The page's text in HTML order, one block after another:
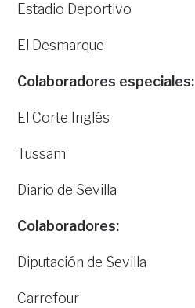
Estadio Deportivo
El Desmarque
Colaboradores especiales:
El Corte Inglés
Tussam
Diario de Sevilla
Colaboradores:
Diputación de Sevilla
Carrefour